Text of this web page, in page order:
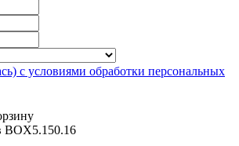
с условиями обработки персональных